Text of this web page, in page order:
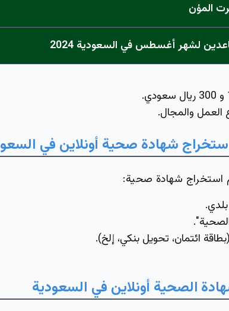
المؤن
لشهر أغسطس في السعودية 2024
و 300 ريال سعودي.
العمل والمجال.
شهادة صحية أونلاين في
استخراج شهادة صحية:
ائتمان، تحويل بنكي، إلخ).
الصحية أونلاين في السعودية